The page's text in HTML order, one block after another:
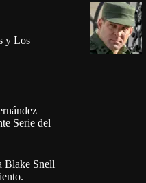
y Los
Serie del
Blake Snell